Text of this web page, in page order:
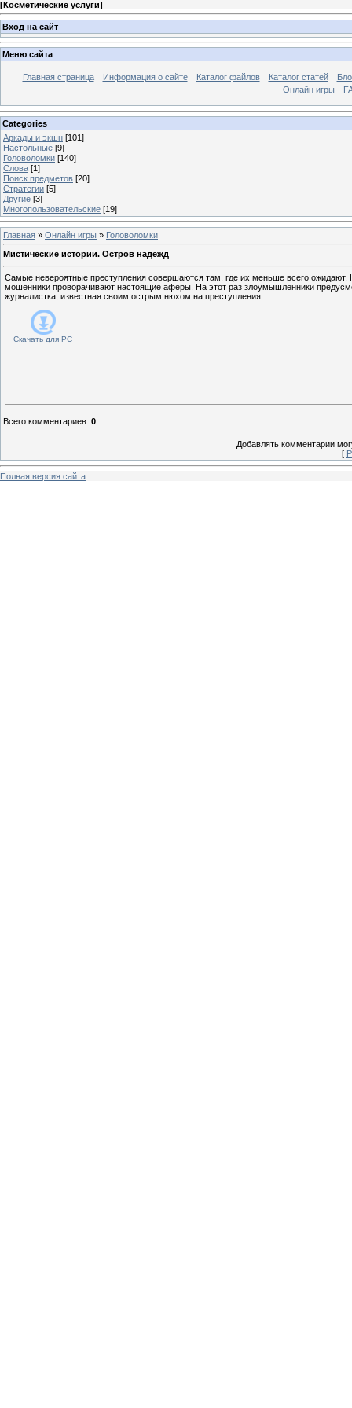
[Косметические услуги]
Вход на сайт
Меню сайта
Главная страница Информация о сайте Каталог файлов Каталог статей
Онлайн игры
Categories
Аркады и экшн [101]
Настольные [9]
Головоломки [140]
Слова [1]
Поиск предметов [20]
Стратегии [5]
Другие [3]
Многопользовательские [19]
Главная » Онлайн игры » Головоломки
Мистические истории. Остров надежд
Самые невероятные преступления совершаются там, где их меньше всего
мошенники проворачивают настоящие аферы. На этот раз злоумышленники
журналистка, известная своим острым нюхом на преступления...
Скачать для PC
Всего комментариев: 0
Добавлять комментарии
[
Полная версия сайта